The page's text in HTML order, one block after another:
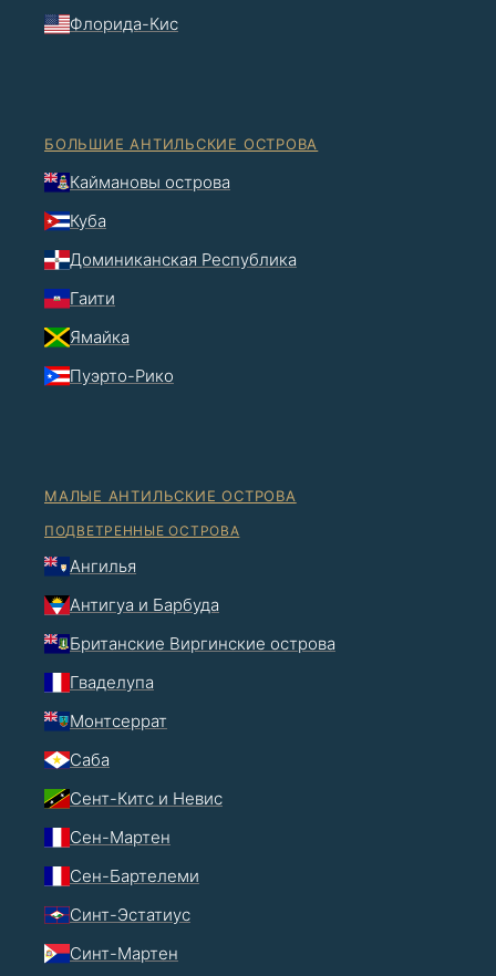
Флорида-Кис
БОЛЬШИЕ АНТИЛЬСКИЕ ОСТРОВА
Каймановы острова
Куба
Доминиканская Республика
Гаити
Ямайка
Пуэрто-Рико
МАЛЫЕ АНТИЛЬСКИЕ ОСТРОВА
ПОДВЕТРЕННЫЕ ОСТРОВА
Ангилья
Антигуа и Барбуда
Британские Виргинские острова
Гваделупа
Монтсеррат
Саба
Сент-Китс и Невис
Сен-Мартен
Сен-Бартелеми
Синт-Эстатиус
Синт-Мартен